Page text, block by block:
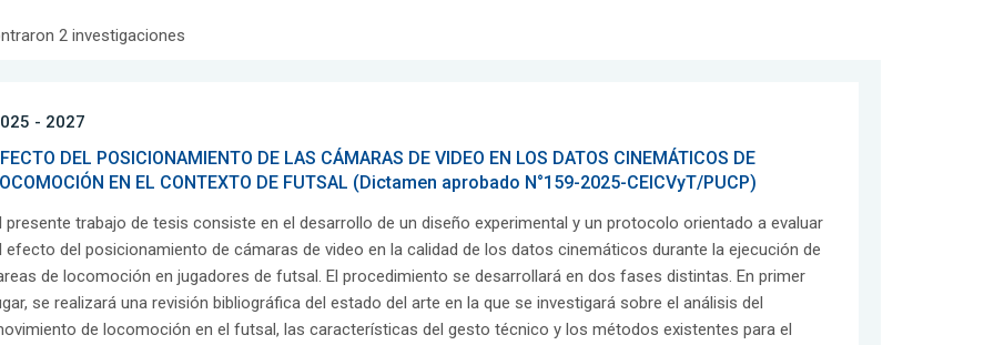
2 investigaciones
- 2027
DEL POSICIONAMIENTO DE LAS CÁMARAS DE VIDEO EN LOS DATOS CINEMÁTICOS DE
EN EL CONTEXTO DE FUTSAL (Dictamen aprobado N°159-2025-CEICVyT/PUCP)
presente trabajo de tesis consiste en el desarrollo de un diseño experimental y un protocolo orientado a evaluar
efecto del posicionamiento de cámaras de video en la calidad de los datos cinemáticos durante la ejecución de
de locomoción en jugadores de futsal. El procedimiento se desarrollará en dos fases distintas. En primer
se realizará una revisión bibliográfica del estado del arte en la que se investigará sobre el análisis del
de locomoción en el futsal, las características del gesto técnico y los métodos existentes para el